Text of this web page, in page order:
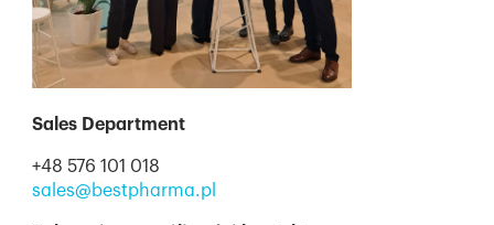
Sales Department
+48 576 101 018
sales@bestpharma.pl